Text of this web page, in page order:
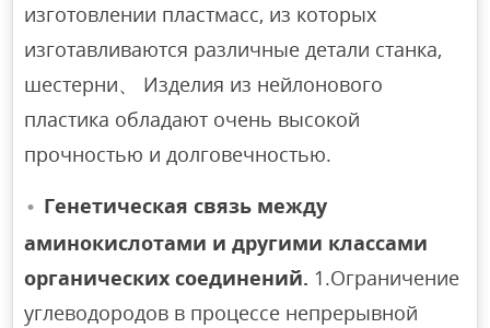
изготовлении пластмасс, из которых
изготавливаются различные детали станка,
шестерни、 Изделия из нейлонового
пластика обладают очень высокой
прочностью и долговечностью.
Генетическая связь между
аминокислотами и другими классами
органических соединений. 1.Ограничение
углеводородов в процессе непрерывной